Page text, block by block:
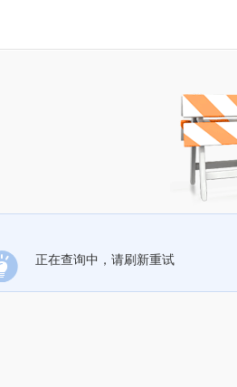
正在查询中，请刷新重试